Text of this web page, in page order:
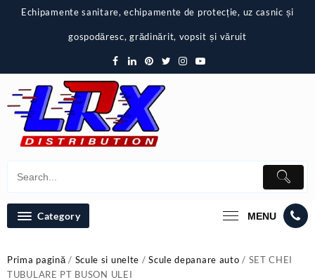
Echipamente sanitare, echipamente de protecție, uz casnic și
gospodăresc, grădinărit, vopsit și văruit
Category MENU
Prima pagină/ Scule si unelte /Scule depanare auto / SET CHEI
TUBULARE PT BUSON ULEI